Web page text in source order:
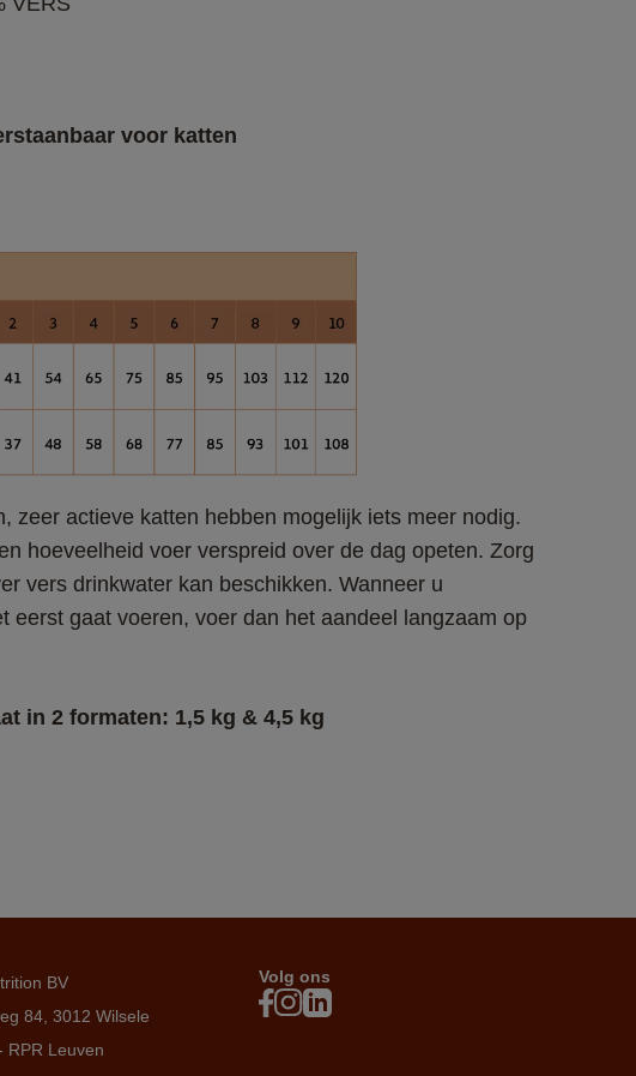
voor katten
zeer actieve katten hebben mogelijk iets meer nodig.
hoeveelheid voer verspreid over de dag opeten. Zorg
vers drinkwater kan beschikken. Wanneer u
eerst gaat voeren, voer dan het aandeel langzaam op
in 2 formaten: 1,5 kg & 4,5 kg
BV
84, 3012 Wilsele
RPR Leuven
Volg ons